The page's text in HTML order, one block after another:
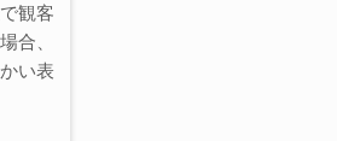
観客
合、
い表